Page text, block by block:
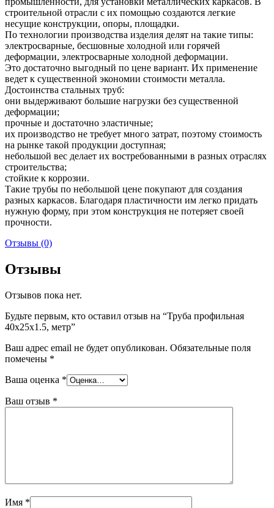
строительной отрасли с их помощью создаются легкие
несущие конструкции, опоры, площадки.
По технологии производства изделия делят на такие типы:
электросварные, бесшовные холодной или горячей
деформации, электросварные холодной деформации.
Это достаточно выгодный по цене вариант. Их применение
ведет к существенной экономии стоимости металла.
Достоинства стальных труб:
они выдерживают большие нагрузки без существенной
деформации;
прочные и достаточно эластичные;
их производство не требует много затрат, поэтому стоимость
на рынке такой продукции доступная;
небольшой вес делает их востребованными в разных отраслях
строительства;
стойкие к коррозии.
Такие трубы по небольшой цене покупают для создания
разных каркасов. Благодаря пластичности им легко придать
нужную форму, при этом конструкция не потеряет своей
прочности.
Отзывы (0)
Отзывы
Отзывов пока нет.
Будьте первым, кто оставил отзыв на “Труба профильная
40х25х1.5, метр”
Ваш адрес email не будет опубликован. Обязательные поля
помечены *
Ваша оценка *
Ваш отзыв *
Имя *